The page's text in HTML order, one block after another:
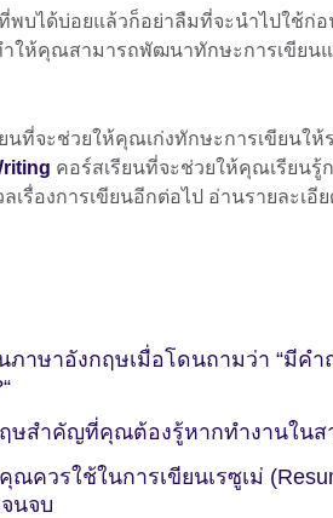
พบได้บ่อยแล้วก็อย่าลืมที่จะนำไปใช้ก่อ
ให้คุณสามารถพัฒนาทักษะการเขียน
นที่จะช่วยให้คุณเก่งทักษะการเขียนให้
คอร์สเรียนที่จะช่วยให้คุณเรียนรู้
เรื่องการเขียนอีกต่อไป อ่านรายละเอี
ภาษาอังกฤษเมื่อโดนถามว่า “มีค
ษสำคัญที่คุณต้องรู้หากทำงานในส
ควรใช้ในการเขียนเรซูเม่
นจบ